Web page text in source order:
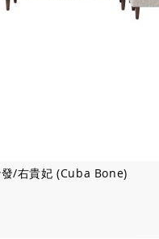
/右貴妃 (Cuba Bone)